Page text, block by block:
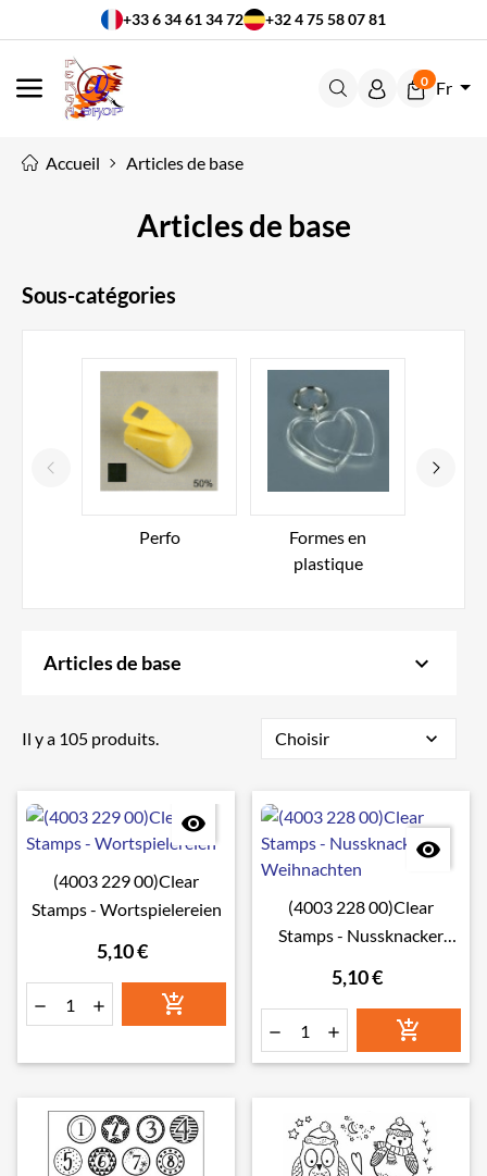
+33 6 34 61 34 72 +32 4 75 58 07 81
MENU
0 Fr
Accueil Articles de base
Articles de base
Sous-catégories
Perfo
Formes en
plastique
Articles de base keyboard_arrow_down
Il y a 105 produits. Choisir expand_more

(4003 229 00)Clear
Stamps - Wortspielereien
5,10 €
  

(4003 228 00)Clear
Stamps - Nussknacker
5,10 €
  